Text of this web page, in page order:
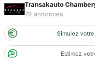
Transakauto
79 annonces
Simulez
Estimez